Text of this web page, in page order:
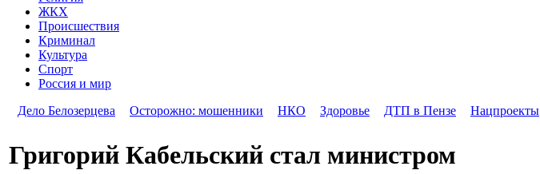
ЖКХ
Происшествия
Криминал
Культура
Спорт
Россия и мир
Дело Белозерцева
Осторожно: мошенники НКО Здоровье ДТП в Пензе Нацпроекты
Григорий Кабельский стал министром